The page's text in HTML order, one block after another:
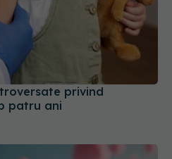
privind
patru ani